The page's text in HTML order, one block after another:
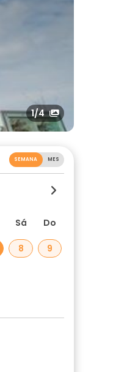
1/4
SEMANA MES
Sá Do
8 9